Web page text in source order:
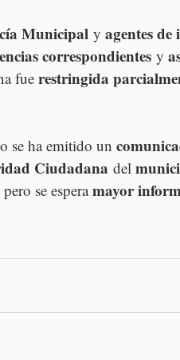
Municipal y agentes de
correspondientes y
fue restringida
se ha emitido un
Ciudadana del
pero se espera mayor